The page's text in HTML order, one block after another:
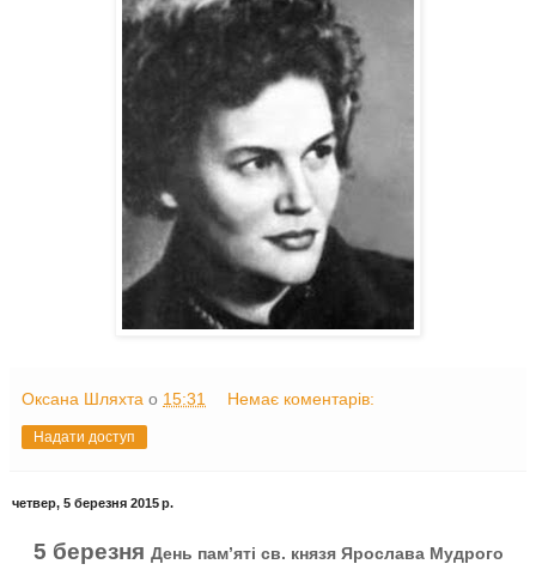
Оксана Шляхта о 15:31 Немає коментарів:
Надати доступ
четвер, 5 березня 2015 р.
5 березня День пам’яті св. князя Ярослава Мудрого